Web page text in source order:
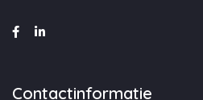
Contactinformatie